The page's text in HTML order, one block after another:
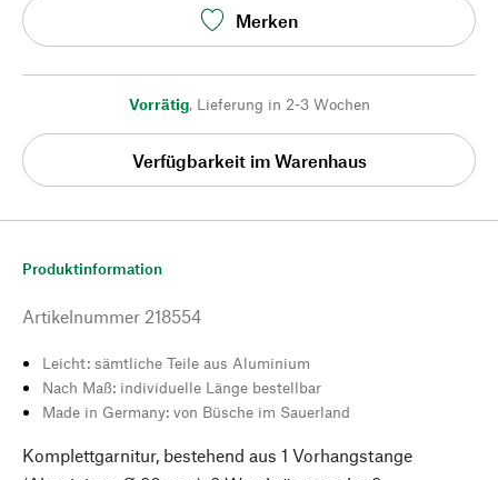
Merken
Vorrätig, Lieferung in 2-3 Wochen
Verfügbarkeit im Warenhaus
Produktinformation
Artikelnummer 218554
Leicht: sämtliche Teile aus Aluminium
Nach Maß: individuelle Länge bestellbar
Made in Germany: von Büsche im Sauerland
Komplettgarnitur, bestehend aus 1 Vorhangstange